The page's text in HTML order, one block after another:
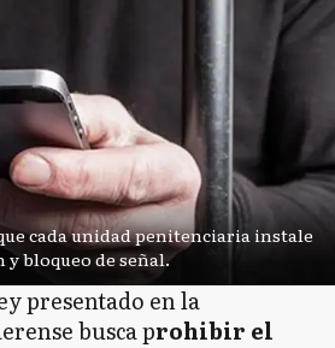
cada unidad penitenciaria instale
bloqueo de señal.
presentado en la
busca prohibir el